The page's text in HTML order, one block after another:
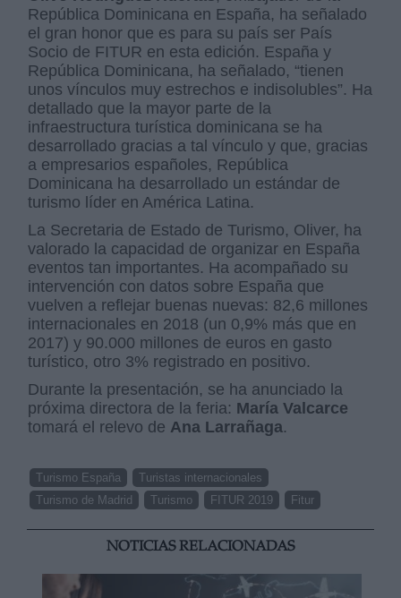
República Dominicana en España, ha señalado
el gran honor que es para su país ser País
Socio de FITUR en esta edición. España y
República Dominicana, ha señalado, “tienen
unos vínculos muy estrechos e indisolubles”. Ha
detallado que la mayor parte de la
infraestructura turística dominicana se ha
desarrollado gracias a tal vínculo y que, gracias
a empresarios españoles, República
Dominicana ha desarrollado un estándar de
turismo líder en América Latina.
La Secretaria de Estado de Turismo, Oliver, ha
valorado la capacidad de organizar en España
eventos tan importantes. Ha acompañado su
intervención con datos sobre España que
vuelven a reflejar buenas nuevas: 82,6 millones
internacionales en 2018 (un 0,9% más que en
2017) y 90.000 millones de euros en gasto
turístico, otro 3% registrado en positivo.
Durante la presentación, se ha anunciado la
próxima directora de la feria: María Valcarce
tomará el relevo de Ana Larrañaga.
Turismo España
Turistas internacionales
Turismo de Madrid
Turismo FITUR 2019 Fitur
NOTICIAS RELACIONADAS